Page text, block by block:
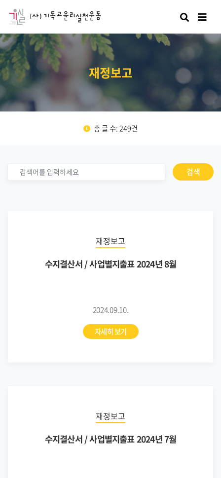
검색
재정보고
총 글 수: 249건
검색
재정보고
수지결산서 / 사업별지출표 2024년 8월
2024.09.10.
자세히 보기
재정보고
수지결산서 / 사업별지출표 2024년 7월